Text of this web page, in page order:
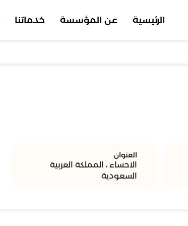
الرئيسية عن المؤسسة خدماتنا
العنوان
الاحساء ، المملكة العربية
السعودية